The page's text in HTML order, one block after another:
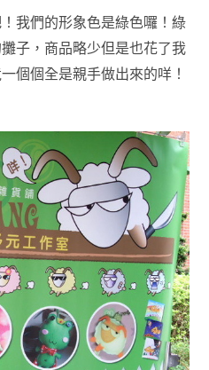
們的形象色是綠色囉！綠
子，商品略少但是也花了我
個個全是親手做出來的咩！